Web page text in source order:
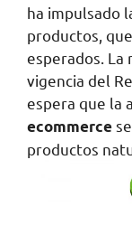
ha impulsado
productos,
esperados. La
vigencia del
espera que la
ecommerce
productos